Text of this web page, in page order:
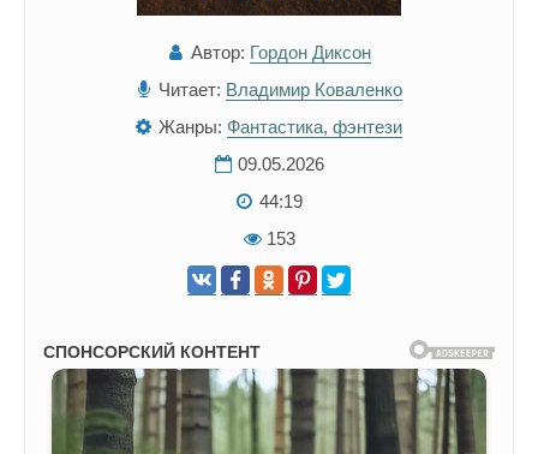
Автор: Гордон Диксон
Читает: Владимир Коваленко
Жанры: Фантастика, фэнтези
09.05.2026
44:19
153